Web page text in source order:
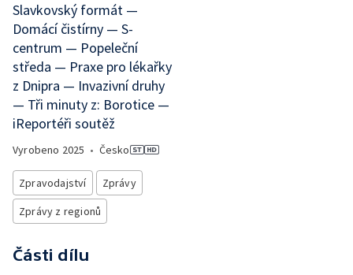
Slavkovský formát —
Domácí čistírny — S-
centrum — Popeleční
středa — Praxe pro lékařky
z Dnipra — Invazivní druhy
— Tři minuty z: Borotice —
iReportéři soutěž
Vyrobeno 2025 • Česko
Zpravodajství
Zprávy
Zprávy z regionů
Části dílu